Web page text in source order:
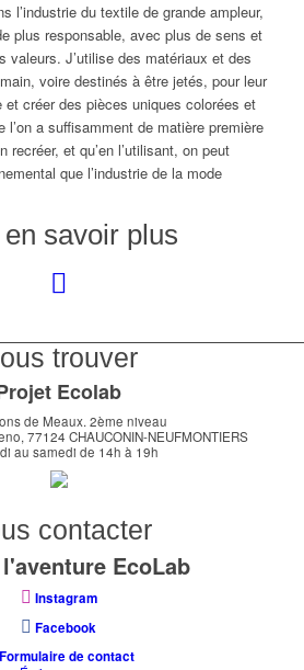
l’industrie du textile de grande ampleur,
plus responsable, avec plus de sens et
valeurs. J’utilise des matériaux et des
voire destinés à être jetés, pour leur
et créer des pièces uniques colorées et
l’on a suffisamment de matière première
recréer, et qu’en l’utilisant, on peut
que l’industrie de la mode
savoir plus
trouver
Ecolab
de Meaux. 2ème niveau
77124 CHAUCONIN-NEUFMONTIERS
au samedi de 14h à 19h
contacter
EcoLab
Instagram
Facebook
Formulaire de contact